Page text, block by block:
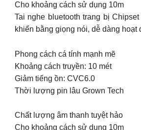
Cho khoảng cách sử dụng 10m
Tai nghe bluetooth trang bị
khiển bằng giọng nói, dễ dàng hoạt
Phong cách cá tính mạnh mẽ
Khoảng cách truyền: 10 mét
Giảm tiếng ồn: CVC6.0
Thời lượng pin lâu Grown Tech
Chất lượng âm thanh tuyệt hảo
Cho khoảng cách sử dụng 10m